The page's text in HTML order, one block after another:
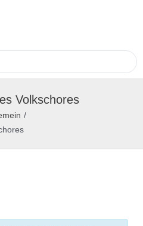
Volkschores
/